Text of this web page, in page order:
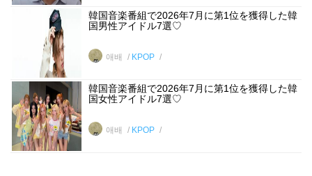
韓国音楽番組で2026年7月に第1位を獲得した韓
国男性アイドル7選♡
애배 KPOP
韓国音楽番組で2026年7月に第1位を獲得した韓
国女性アイドル7選♡
애배 KPOP